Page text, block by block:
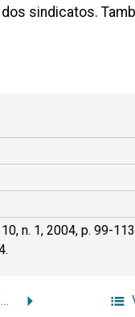
sindicatos.
n. 1, 2004, p. 99-
Entre idas e vi(n)das: transformações e continuidades em um bairro rural no Sul de Minas Gerais a partir das experiências de mobilidade